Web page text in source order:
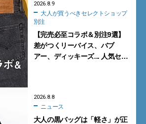
2026.8.9
別注
【完売必至コラボ＆別注9選】
差がつくリーバイス、バブ
アー、ディッキーズ... 人気セレ
2026.8.8
ニュース
大人の黒バッグは「軽さ」が正